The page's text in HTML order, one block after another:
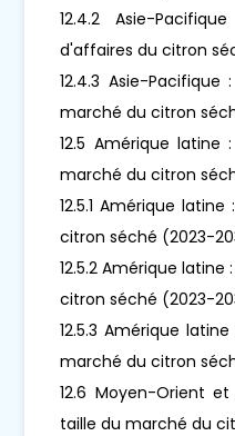
12.4.2 Asie-
d'affaires du citron
12.4.3 Asie-
marché du citron
12.5 Amérique latine
marché du citron
12.5.1 Amérique
citron séché (2023-
12.5.2 Amérique latine
citron séché (2023-
12.5.3 Amérique
marché du citron
12.6 Moyen-Orient
taille du marché du